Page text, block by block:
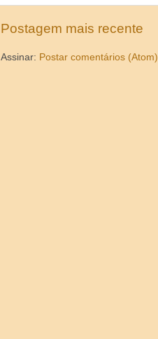
Postagem mais recente
Assinar: Postar comentários (Atom)